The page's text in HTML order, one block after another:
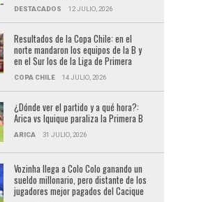
DESTACADOS 12 JULIO, 2026
Resultados de la Copa Chile: en el
norte mandaron los equipos de la B y
en el Sur los de la Liga de Primera
COPA CHILE 14 JULIO, 2026
¿Dónde ver el partido y a qué hora?:
Arica vs Iquique paraliza la Primera B
ARICA 31 JULIO, 2026
Vozinha llega a Colo Colo ganando un
sueldo millonario, pero distante de los
jugadores mejor pagados del Cacique